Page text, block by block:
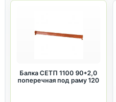
Балка СЕТП 1100 90*2,0
поперечная под раму 120